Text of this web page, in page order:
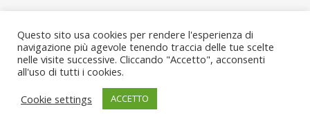
Copyright © 2026
Questo sito usa cookies per rendere l'esperienza di
navigazione più agevole tenendo traccia delle tue scelte
nelle visite successive. Cliccando "Accetto", acconsenti
all'uso di tutti i cookies.
Cookie settings
ACCETTO